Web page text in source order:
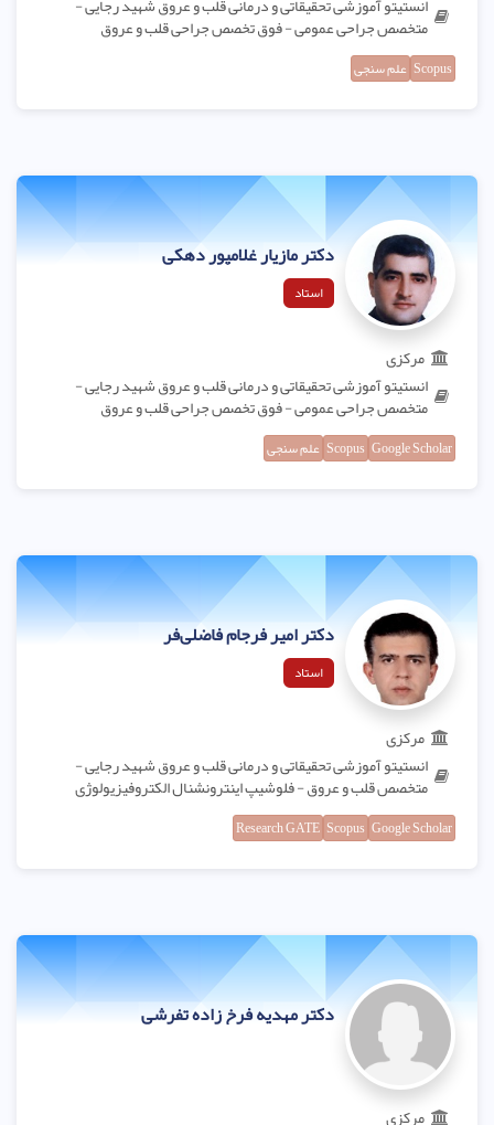
متخصص جراحی عمومی - فوق تخصص جراحی قلب و عروق
Scopus علم سنجی
دکتر مازیار غلامپور دهکی
استاد
مرکزی
انستیتو آموزشی تحقیقاتی و درمانی قلب و عروق شهید رجایی -
متخصص جراحی عمومی - فوق تخصص جراحی قلب و عروق
Google Scholar
Scopus علم سنجی
دکتر امیر فرجام فاضلی‌فر
استاد
مرکزی
انستیتو آموزشی تحقیقاتی و درمانی قلب و عروق شهید رجایی -
متخصص قلب و عروق - فلوشیپ اینترونشنال الکتروفیزیولوژی
Google Scholar
Scopus
Research GATE
دکتر مهدیه فرخ زاده تفرشی
مرکزی